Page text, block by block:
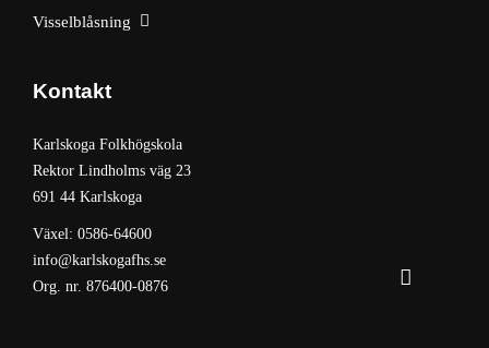
Visselblåsning
Kontakt
Karlskoga Folkhögskola
Rektor Lindholms väg 23
691 44 Karlskoga
Växel: 0586-64600
info@karlskogafhs.se
Org. nr. 876400-0876